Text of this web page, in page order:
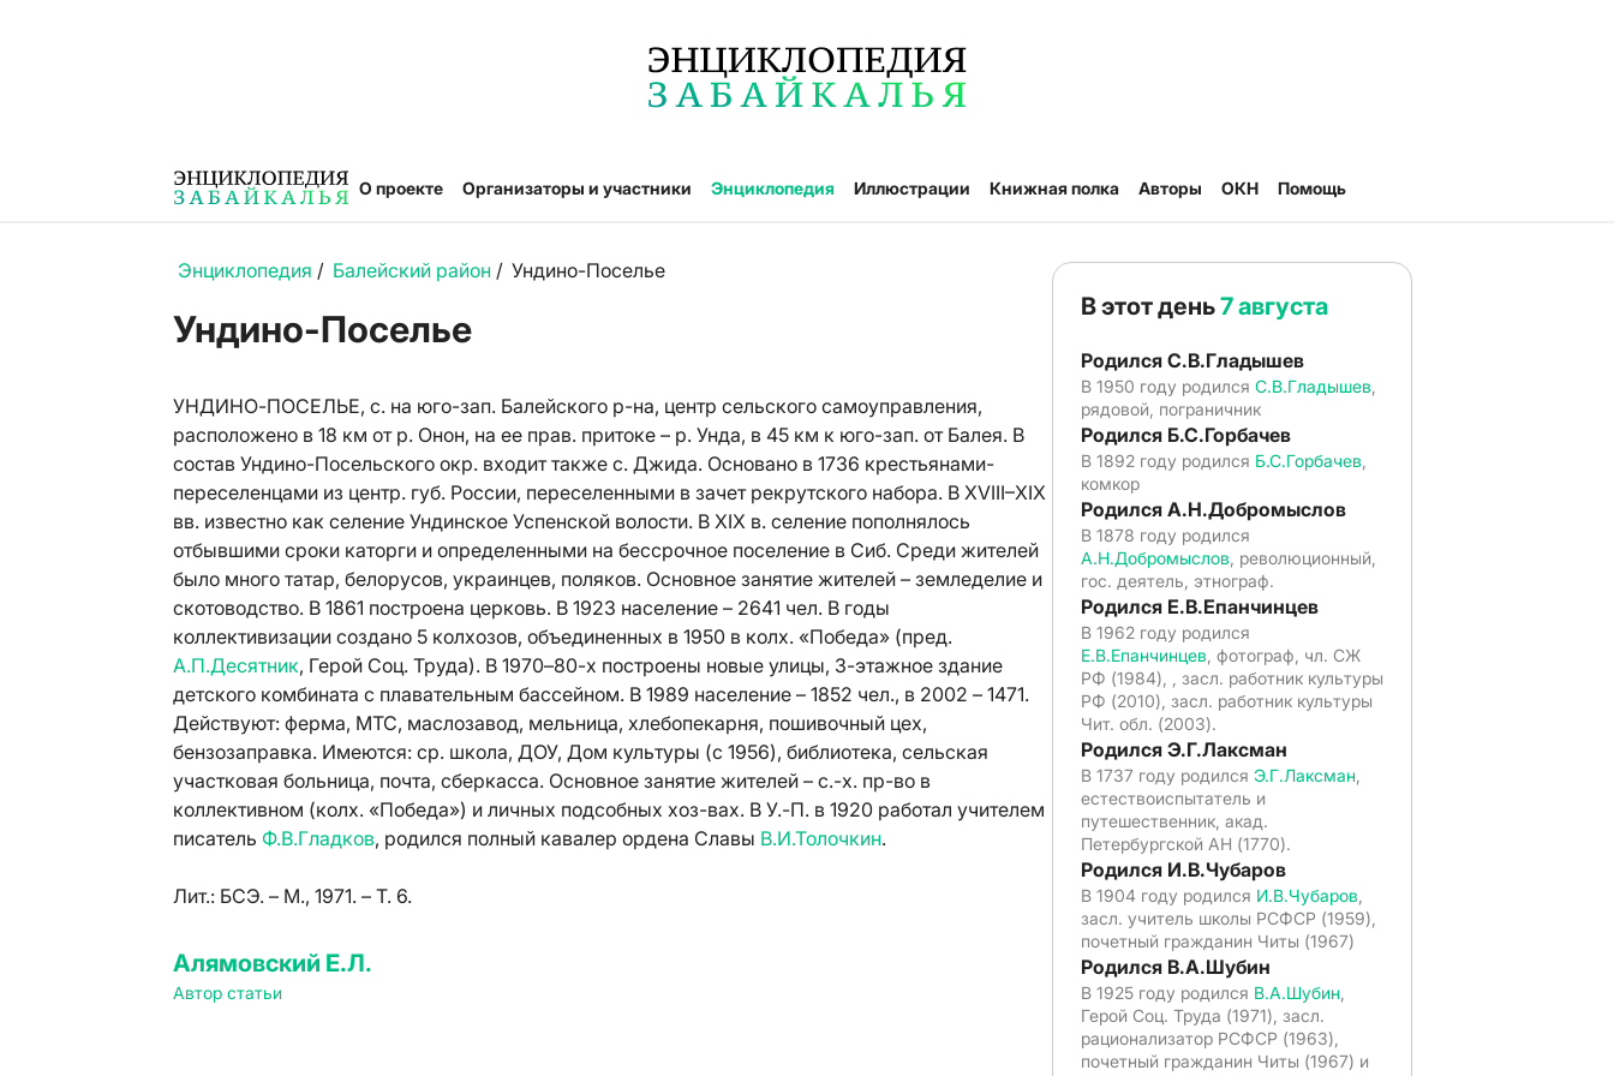
О проекте Организаторы и участники Энциклопедия Иллюстрации Книжная полка Авторы ОКН Помощь
Энциклопедия / Балейский район / Ундино-Поселье
Ундино-Поселье
УНДИНО-ПОСЕЛЬЕ, с. на юго-зап. Балейского р-на, центр сельского самоуправления,
расположено в 18 км от р. Онон, на ее прав. притоке – р. Унда, в 45 км к юго-зап. от Балея. В
состав Ундино-Посельского окр. входит также с. Джида. Основано в 1736 крестьянами-
переселенцами из центр. губ. России, переселенными в зачет рекрутского набора. В XVIII–XIX
вв. известно как селение Ундинское Успенской волости. В XIX в. селение пополнялось
отбывшими сроки каторги и определенными на бессрочное поселение в Сиб. Среди жителей
было много татар, белорусов, украинцев, поляков. Основное занятие жителей – земледелие и
скотоводство. В 1861 построена церковь. В 1923 население – 2641 чел. В годы
коллективизации создано 5 колхозов, объединенных в 1950 в колх. «Победа» (пред.
А.П.Десятник, Герой Соц. Труда). В 1970–80-х построены новые улицы, 3-этажное здание
детского комбината с плавательным бассейном. В 1989 население – 1852 чел., в 2002 – 1471.
Действуют: ферма, МТС, маслозавод, мельница, хлебопекарня, пошивочный цех,
бензозаправка. Имеются: ср. школа, ДОУ, Дом культуры (с 1956), библиотека, сельская
участковая больница, почта, сберкасса. Основное занятие жителей – с.-х. пр-во в
коллективном (колх. «Победа») и личных подсобных хоз-вах. В У.-П. в 1920 работал учителем
писатель Ф.В.Гладков, родился полный кавалер ордена Славы В.И.Толочкин.
Лит.: БСЭ. – М., 1971. – Т. 6.
Алямовский Е.Л.
Автор статьи
В этот день7 августа
Родился С.В.Гладышев
В 1950 году родился С.В.Гладышев
рядовой, пограничник
Родился Б.С.Горбачев
В 1892 году родился Б.С.Горбачев
комкор
Родился А.Н.Добромыслов
В 1878 году родился
А.Н.Добромыслов , революционный,
гос. деятель, этнограф.
Родился Е.В.Епанчинцев
В 1962 году родился
Е.В.Епанчинцев , фотограф, чл. СЖ
РФ (1984), , засл. работник культуры
РФ (2010), засл. работник культуры
Чит. обл. (2003).
Родился Э.Г.Лаксман
В 1737 году родился Э.Г.Лаксман
естествоиспытатель и
путешественник, акад.
Петербургской АН (1770).
Родился И.В.Чубаров
В 1904 году родился И.В.Чубаров
засл. учитель школы РСФСР (1959),
почетный гражданин Читы (1967)
Родился В.А.Шубин
В 1925 году родился В.А.Шубин
Герой Соц. Труда (1971), засл.
рационализатор РСФСР (1963),
почетный гражданин Читы (1967) и